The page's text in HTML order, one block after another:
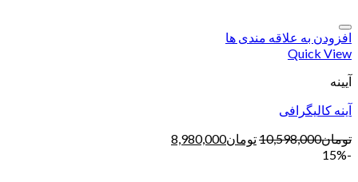
افزودن به علاقه مندی ها
Quick View
آیینه
آینه کالیگرافی
تومان10,598,000تومان8,980,000
-15%